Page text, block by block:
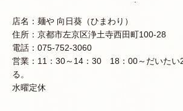
店名：麺や 向日葵（ひまわり）
住所：京都市左京区浄土寺西田町100-28
電話：075-752-3060
営業：11：30～14：30 18：00～だいたい
る。
水曜定休